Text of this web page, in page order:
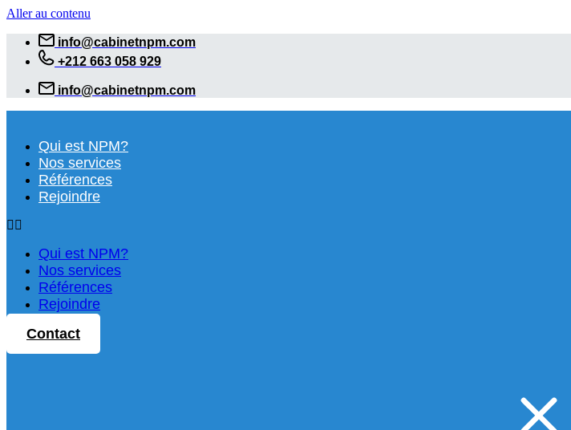
Aller au contenu
info@cabinetnpm.com
+212 663 058 929
info@cabinetnpm.com
Qui est NPM?
Nos services
Références
Rejoindre
Qui est NPM?
Nos services
Références
Rejoindre
Contact